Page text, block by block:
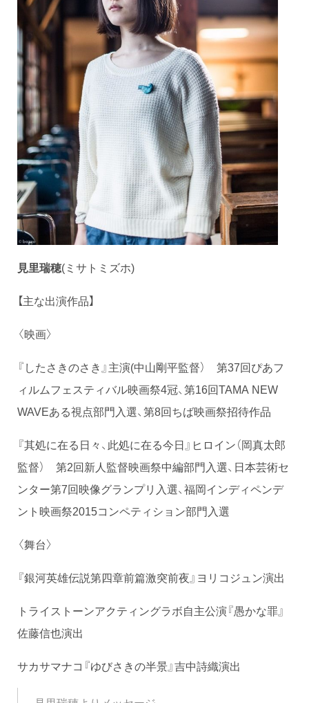
見里瑞穂(ミサトミズホ)
【主な出演作品】
〈映画〉
『したさきのさき』主演(中山剛平監督） 第37回ぴあフ
ィルムフェスティバル映画祭4冠、第16回TAMA NEW
WAVEある視点部門入選、第8回ちば映画祭招待作品
『其処に在る日々、此処に在る今日』ヒロイン（岡真太郎
監督） 第2回新人監督映画祭中編部門入選、日本芸術セ
ンター第7回映像グランプリ入選、福岡インディペンデ
ント映画祭2015コンペティション部門入選
〈舞台〉
『銀河英雄伝説第四章前篇激突前夜』ヨリコジュン演出
トライストーンアクティングラボ自主公演『愚かな罪』
佐藤信也演出
サカサマナコ『ゆびさきの半景』吉中詩織演出